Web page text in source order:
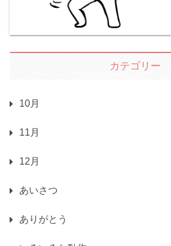
カテゴリー
10月
11月
12月
あいさつ
ありがとう